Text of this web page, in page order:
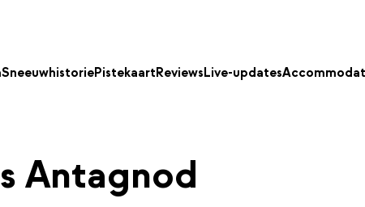
SneeuwhistoriePistekaartReviewsLive-updates
Antagnod